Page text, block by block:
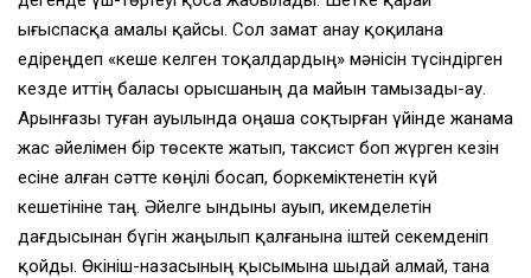
ығыспасқа амалы қайсы. Сол замат анау қоқилана
едiреңдеп «кеше келген тоқалдардың» мәнiсiн түсiндiрген
кезде иттiң баласы орысшаның да майын тамызады-ау.
Арынғазы туған ауылында оңаша соқтырған үйiнде жанама
жас әйелiмен бiр төсекте жатып, таксист боп жүрген кезiн
есiне алған сәтте көңiлi босап, боркемiктенетiн күй
кешетiнiне таң. Әйелге ындыны ауып, икемделетiн
дағдысынан бүгiн жаңылып қалғанына iштей секемденiп
қойды. Өкiнiш-назасының қысымына шыдай алмай, тана